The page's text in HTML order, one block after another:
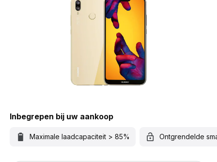
Inbegrepen bij uw aankoop
Maximale laadcapaciteit > 85% Ontgrendelde